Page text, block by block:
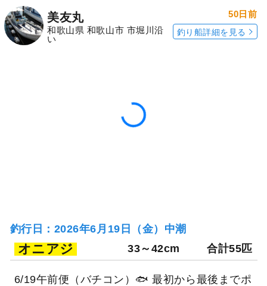
美友丸
和歌山県 和歌山市 市堀川沿
い
50日前
釣り船詳細を見る
釣行日：2026年6月19日（金）中潮
オニアジ 33～42cm 合計55匹
6/19午前便（バチコン）🐟 最初から最後までポ